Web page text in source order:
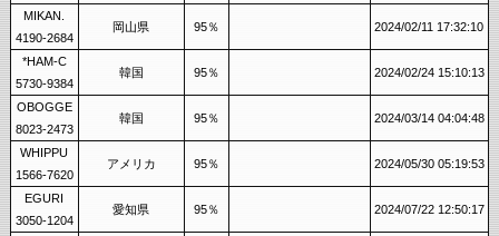
MIKAN.
4190-2684
岡山県 95％ 2024/02/11 17:32:10
*HAM-C
5730-9384
韓国 95％ 2024/02/24 15:10:13
OBOGGE
8023-2473
韓国 95％ 2024/03/14 04:04:48
WHIPPU
1566-7620
アメリカ 95％ 2024/05/30 05:19:53
EGURI
3050-1204
愛知県 95％ 2024/07/22 12:50:17